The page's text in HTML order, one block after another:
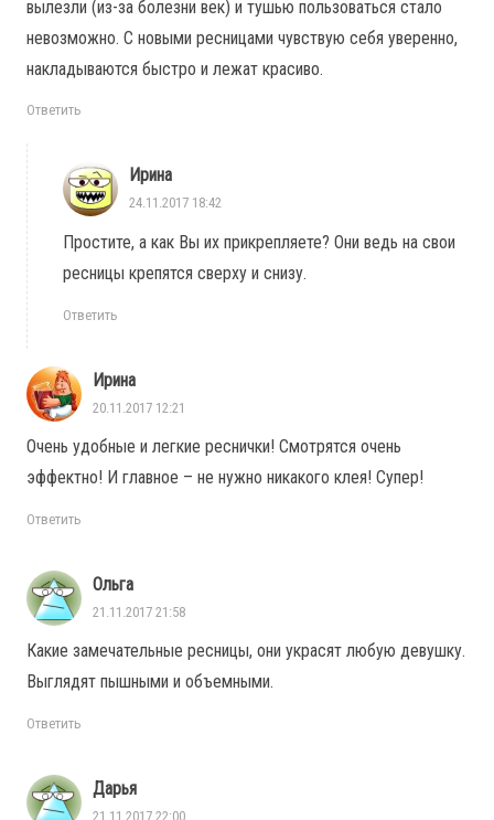
вылезли (из-за болезни век) и тушью пользоваться стало
невозможно. С новыми ресницами чувствую себя уверенно,
накладываются быстро и лежат красиво.
Ответить
Ирина
24.11.2017 18:42
Простите, а как Вы их прикрепляете? Они ведь на свои
ресницы крепятся сверху и снизу.
Ответить
Ирина
20.11.2017 12:21
Очень удобные и легкие реснички! Смотрятся очень
эффектно! И главное – не нужно никакого клея! Супер!
Ответить
Ольга
21.11.2017 21:58
Какие замечательные ресницы, они украсят любую девушку.
Выглядят пышными и объемными.
Ответить
Дарья
21.11.2017 22:00